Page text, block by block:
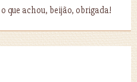
que achou, beijão, obrigada!